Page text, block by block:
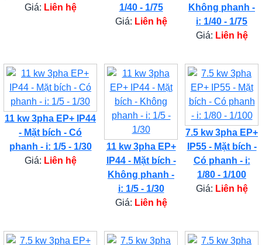
Giá: Liên hệ
1/40 - 1/75
Giá: Liên hệ
Không phanh -
i: 1/40 - 1/75
Giá: Liên hệ
11 kw 3pha EP+ IP44
- Mặt bích - Có
phanh - i: 1/5 - 1/30
Giá: Liên hệ
11 kw 3pha EP+
IP44 - Mặt bích -
Không phanh -
i: 1/5 - 1/30
Giá: Liên hệ
7.5 kw 3pha EP+
IP55 - Mặt bích -
Có phanh - i:
1/80 - 1/100
Giá: Liên hệ